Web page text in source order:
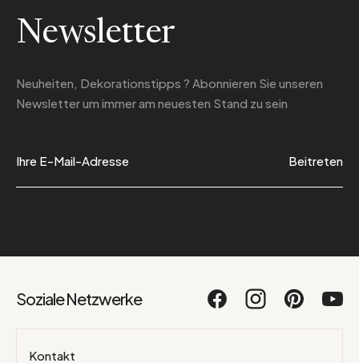
Newsletter
Neuheiten, Dekorationstipps ? Abonnieren Sie unseren
Newsletterum immer am neuesten Stand zu sein
Beitreten
Soziale Netzwerke
Kontakt